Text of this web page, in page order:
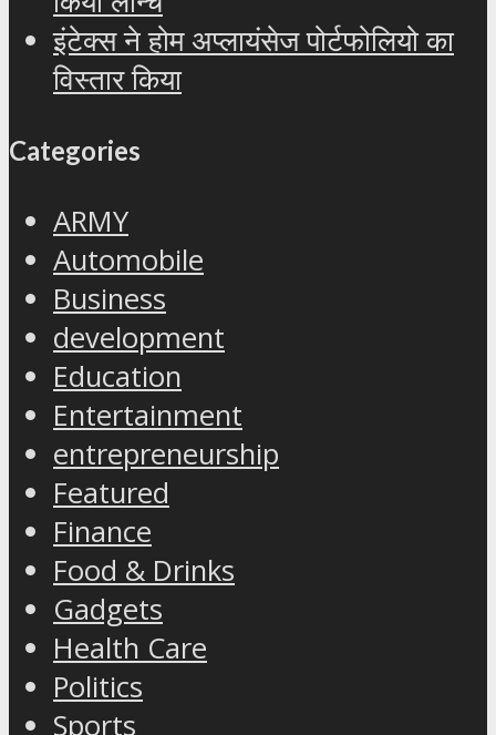
इंटेक्स ने होम अप्लायंसेज पोर्टफोलियो का
विस्तार किया
Categories
ARMY
Automobile
Business
development
Education
Entertainment
entrepreneurship
Featured
Finance
Food & Drinks
Gadgets
Health Care
Politics
Sports